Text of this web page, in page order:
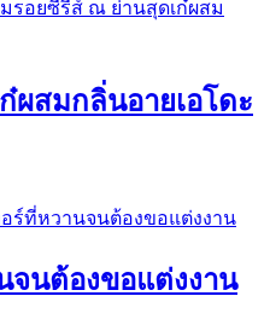
ผสมกลิ่นอายเอโดะ
จนต้องขอแต่งงาน